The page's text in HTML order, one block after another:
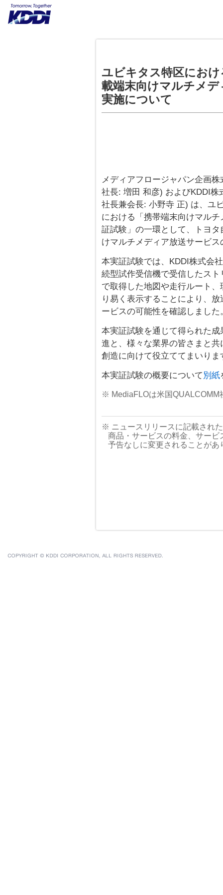
ユビキタス特区にお
載端末向けマルチメ
実施について
メディアフロージャパン企画
社長: 増田 和彦) およびKDDI
社長兼会長: 小野寺 正) は、ユ
における「携帯端末向けマル
証試験」の一環として、トヨ
けマルチメディア放送サービ
本実証試験では、KDDI株式会
続型試作受信機で受信したス
で取得した地図や走行ルート
り易く表示することにより、
ービスの可能性を確認しました
本実証試験を通じて得られた
進と、様々な業界の皆さまと
創造に向けて役立ててまいりま
本実証試験の概要について 別紙
※ MediaFLOは米国QUALCOMM
※ ニュースリリースに記載され
商品・サービスの料金、サー
予告なしに変更されることが